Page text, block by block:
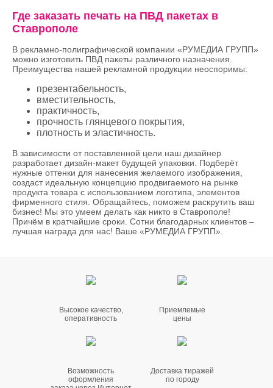
Где заказать печать на ПВД пакетах в
Ставрополе
В рекламно-полиграфической компании «РУМЕДИА ГРУПП»
можно изготовить ПВД пакеты различного назначения.
Преимущества нашей рекламной продукции неоспоримы:
презентабельность,
вместительность,
практичность,
прочность глянцевого покрытия,
плотность и эластичность.
В зависимости от поставленной цели наш дизайнер
разработает дизайн-макет будущей упаковки. Подберёт
нужные оттенки для нанесения желаемого изображения,
создаст идеальную концепцию продвигаемого на рынке
продукта товара с использованием логотипа, элементов
фирменного стиля. Обращайтесь, поможем раскрутить ваш
бизнес! Мы это умеем делать как никто в Ставрополе!
Причём в кратчайшие сроки. Сотни благодарных клиентов –
лучшая награда для нас! Ваше «РУМЕДИА ГРУПП».
Высокое качество,
оперативность
Приемлемые
цены
Возможность
оформления
Доставка тиражей
по городу